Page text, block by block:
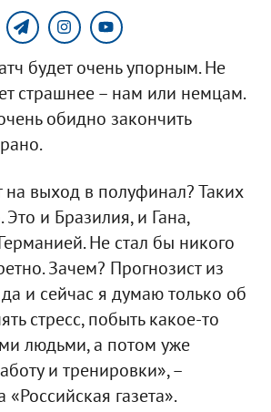
будет очень упорным. Не
страшнее – нам или немцам.
обидно закончить
на выход в полуфинал? Таких
и Бразилия, и Гана,
Не стал бы никого
Зачем? Прогнозист из
и сейчас я думаю только об
стресс, побыть какое-то
людьми, а потом уже
и тренировки», –
«Российская газета».